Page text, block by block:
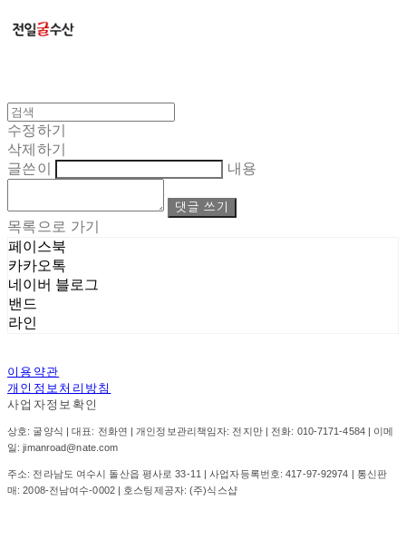
수정하기
삭제하기
글쓴이
내용
댓글 쓰기
목록으로 가기
페이스북
카카오톡
네이버 블로그
밴드
라인
이용약관
개인정보처리방침
사업자정보확인
상호: 굴양식 | 대표: 전화연 | 개인정보관리책임자: 전지만 | 전화: 010-7171-4584 | 이메
일: jimanroad@nate.com
주소: 전라남도 여수시 돌산읍 평사로 33-11 | 사업자등록번호:417-97-92974 | 통신판
매:2008-전남여수-0002| 호스팅제공자: (주)식스샵